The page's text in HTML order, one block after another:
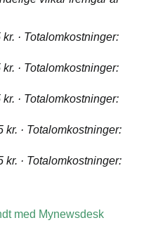
· Totalomkostninger:
· Totalomkostninger:
· Totalomkostninger:
kr. · Totalomkostninger:
kr. · Totalomkostninger:
med Mynewsdesk